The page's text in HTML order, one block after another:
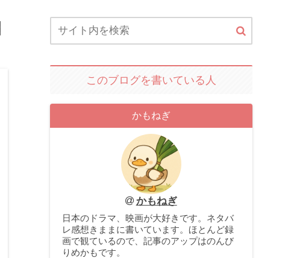
このブログを書いている人
かもねぎ
かもねぎ
日本のドラマ、映画が大好きです。ネタバ
レ感想きままに書いています。ほとんど録
画で観ているので、記事のアップはのんび
りめかもです。